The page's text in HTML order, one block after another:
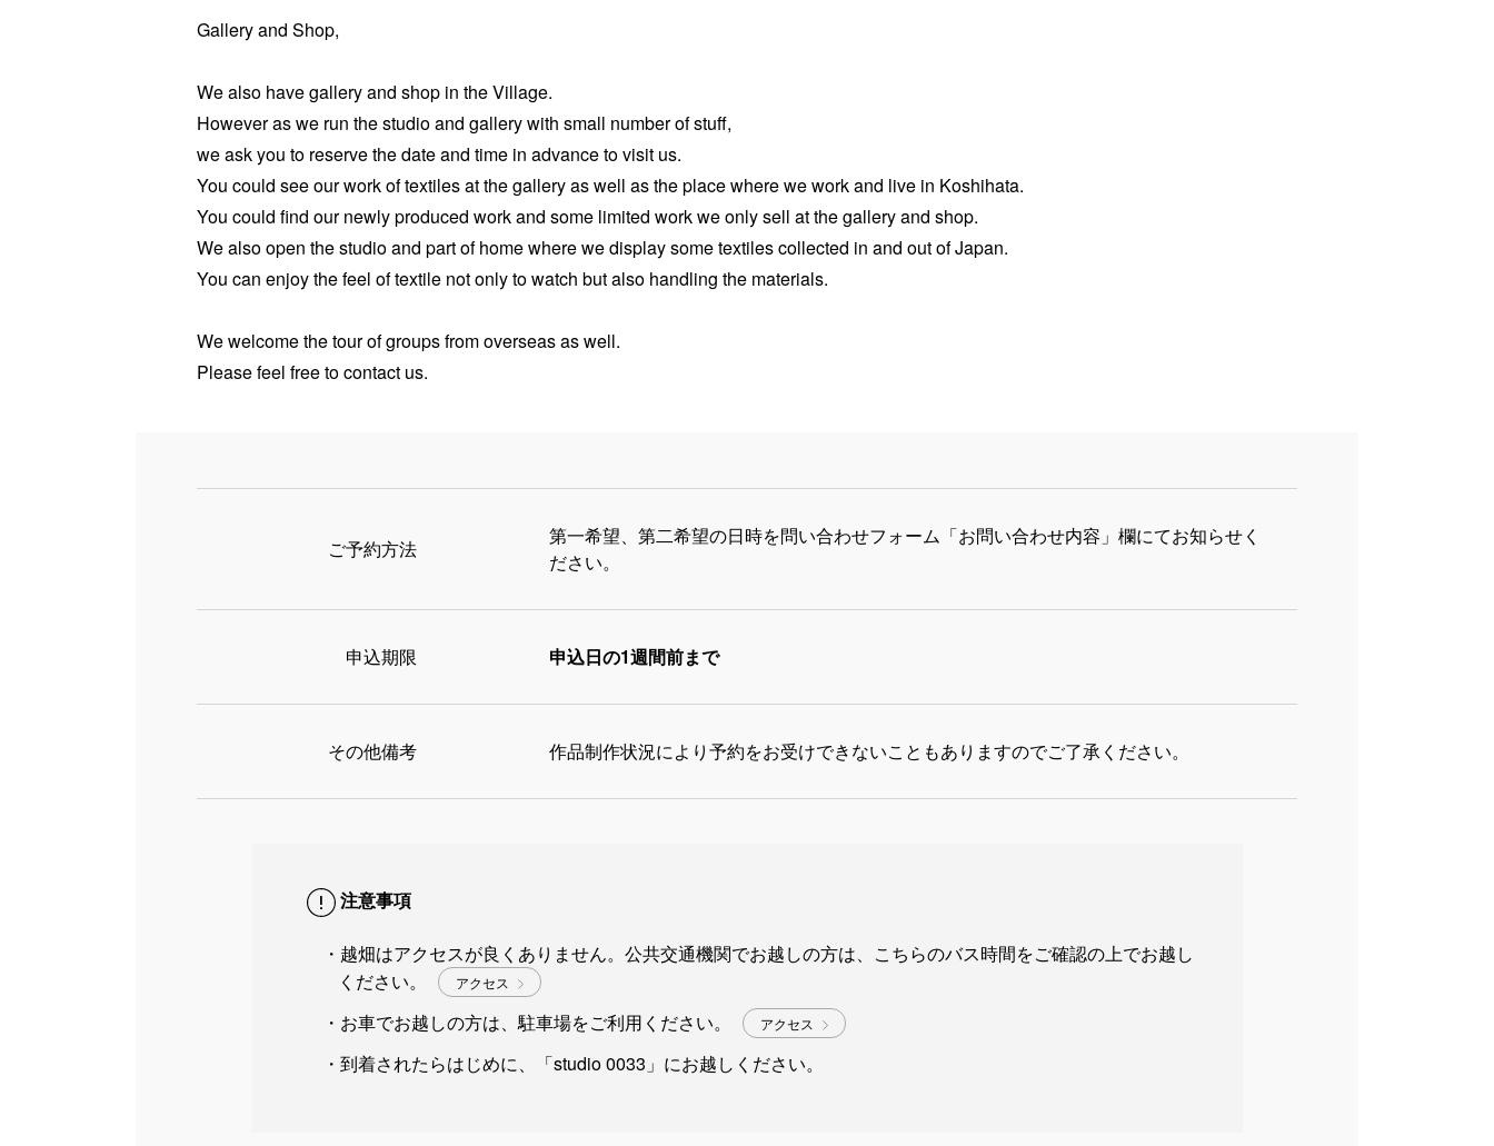
Gallery and Shop,
We also have gallery and shop in the Village.
However as we run the studio and gallery with small number of stuff,
we ask you to reserve the date and time in advance to visit us.
You could see our work of textiles at the gallery as well as the place where we work and live in Koshihata.
You could find our newly produced work and some limited work we only sell at the gallery and shop.
We also open the studio and part of home where we display some textiles collected in and out of Japan.
You can enjoy the feel of textile not only to watch but also handling the materials.
We welcome the tour of groups from overseas as well.
Please feel free to contact us.
ご予約方法
第一希望、第二希望の日時を問い合わせフォーム「お問い合わせ内容」欄にてお知らせく
ださい。
申込期限 申込日の1週間前まで
その他備考 作品制作状況により予約をお受けできないこともありますのでご了承ください。
注意事項
越畑はアクセスが良くありません。公共交通機関でお越しの方は、こちらのバス時間をご確認の上でお越し
ください。
アクセス
お車でお越しの方は、駐車場をご利用ください。 アクセス
到着されたらはじめに、「studio 0033」にお越しください。